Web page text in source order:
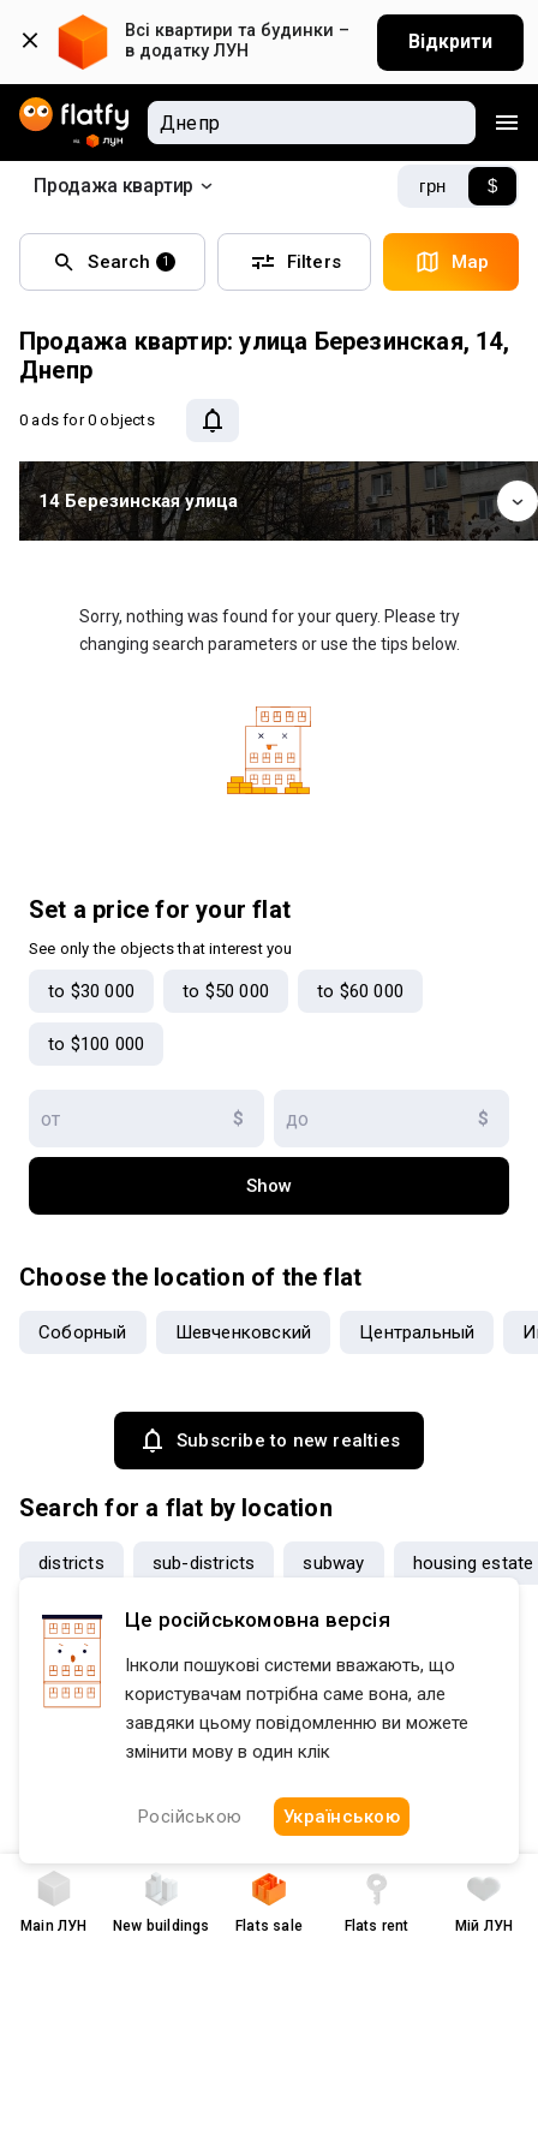
Всі квартири та будинки –
в додатку ЛУН
Відкрити
Продажа квартир грн $
Search 1 Filters Map
Продажа квартир: улица Березинская, 14,
Днепр
0 ads for 0 objects
14 Березинская улица
Sorry, nothing was found for your query. Please try
changing search parameters or use the tips below.
Set a price for your flat
See only the objects that interest you
to $30 000 to $50 000 to $60 000
to $100 000
$ $
Show
Choose the location of the flat
Соборный Шевченковский Центральный
Subscribe to new realties
Search for a flat by location
districts sub-districts subway housing estate
Flatfy Продажа квартир Днепропетровская область region
Terms of Use and Privacy Policy
MainЛУН New buildings Flats sale Flats rent Мій ЛУН
Це російськомовна версія
Інколи пошукові системи вважають, що
користувачам потрібна саме вона, але
завдяки цьому повідомленню ви можете
змінити мову в один клік
Російською Українською